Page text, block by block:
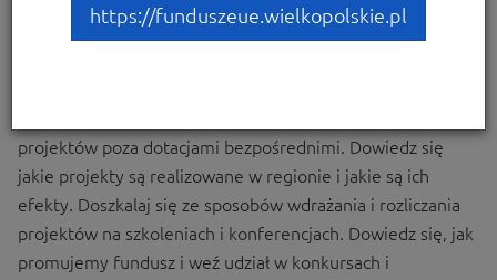
projektów poza dotacjami bezpośrednimi. Dowiedz się
jakie projekty są realizowane w regionie i jakie są ich
efekty. Doszkalaj się ze sposobów wdrażania i rozliczania
projektów na szkoleniach i konferencjach. Dowiedz się, jak
promujemy fundusz i weź udział w konkursach i
https://funduszeue.wielkopolskie.pl